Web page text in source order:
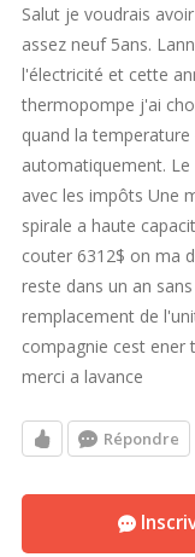
(http://
qu'avec une boucle
boucle d'un système
au sol.
Salut je voudrais
assez neuf 5ans.
l'électricité et cette
thermopompe j'ai
quand la temperature
automatiquement.
avec les impôts Une
spirale a haute
couter 6312$ on ma
reste dans un an
remplacement de
compagnie cest ener
merci a lavance
Répondre